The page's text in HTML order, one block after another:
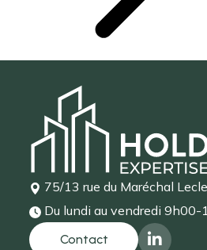
75/13 rue du Maréchal
Du lundi au vendredi9h00-